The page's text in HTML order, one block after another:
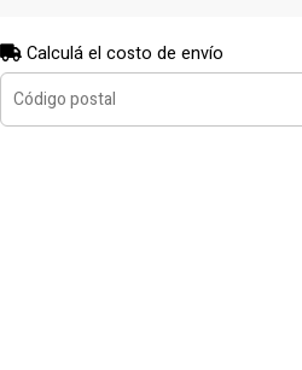
Calculá el costo de envío